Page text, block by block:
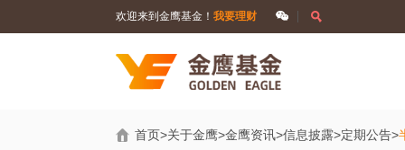
欢迎来到金鹰基金！ 我要理财
首页>关于金鹰>金鹰资讯>信息披露>定期公告>